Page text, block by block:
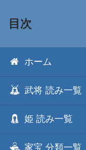
目次
ホーム
武将 読み一覧
姫 読み一覧
家宝 分類一覧